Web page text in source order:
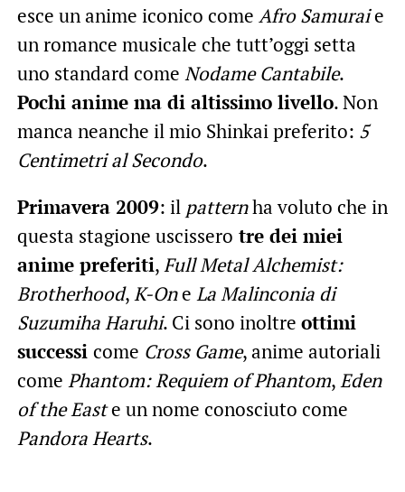
esce un anime iconico come Afro Samuraie
un romance musicale che tutt’oggi setta
uno standard come Nodame Cantabile.
Pochi anime ma di altissimo livello. Non
manca neanche il mio Shinkai preferito: 5
Centimetri al Secondo.
Primavera 2009: il patternha voluto che in
questa stagione uscissero tre dei miei
anime preferiti, Full Metal Alchemist:
Brotherhood, K-One La Malinconia di
Suzumiha Haruhi. Ci sono inoltre ottimi
successi come Cross Game, anime autoriali
come Phantom: Requiem of Phantom, Eden
of the Easte un nome conosciuto come
Pandora Hearts.